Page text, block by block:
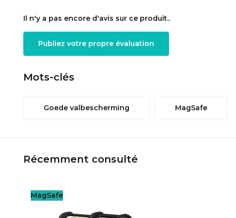
Il n'y a pas encore d'avis sur ce produit..
Publiez votre propre évaluation
Mots-clés
Goede valbescherming MagSafe
Récemment consulté
MagSafe